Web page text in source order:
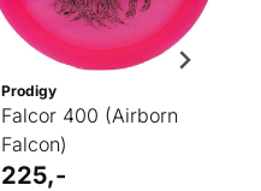
Prodigy
Falcor 400 (Airborn
Falcon)
225,-